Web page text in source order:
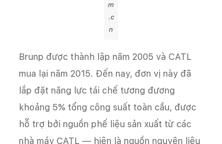
m
.c
n
Brunp được thành lập năm 2005 và CATL
mua lại năm 2015. Đến nay, đơn vị này đã
lắp đặt năng lực tái chế tương đương
khoảng 5% tổng công suất toàn cầu, được
hỗ trợ bởi nguồn phế liệu sản xuất từ các
nhà máy CATL — hiện là nguồn nguyên liệu